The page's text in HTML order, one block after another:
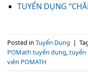
TUYỂN DỤNG
Posted in Tuyển Dụng |
POMath tuyển dụng,tuyển
viên POMATH